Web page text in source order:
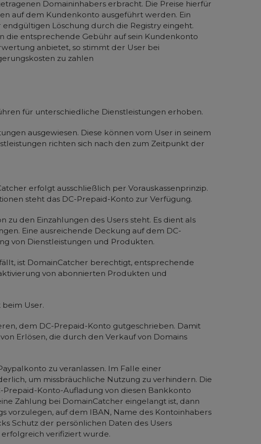
Domaininhabers erbracht. Die Preise hierfür
auf dem Kundenkonto ausgeführt werden. Ein
Löschung durch die Registry eingeht.
entsprechende Gebühr auf sein Kundenkonto
anbietet, so stimmt der User bei
zu zahlen
für unterschiedliche Dienstleistungen erhoben.
ausgewiesen. Diese können vom User in seinem
richten sich nach den zum Zeitpunkt der
erfolgt ausschließlich per Vorauskassenprinzip.
steht das DC-Prepaid-Konto zur Verfügung.
den Einzahlungen des Users steht. Es dient als
Eine ausreichende Deckung auf dem DC-
von Dienstleistungen und Produkten.
ist DomainCatcher berechtigt, entsprechende
von abonnierten Produkten und
User.
dem DC-Prepaid-Konto gutgeschrieben. Damit
Erlösen, die durch den Verkauf von Domains
zu veranlassen. Im Falle einer
um missbräuchliche Nutzung zu verhindern. Die
Konto-Aufladung von diesen Bankkonto
Zahlung bei DomainCatcher eingelangt ist, dann
vorzulegen, auf dem IBAN, Name des Kontoinhabers
Schutz der persönlichen Daten des Users
verifiziert wurde.